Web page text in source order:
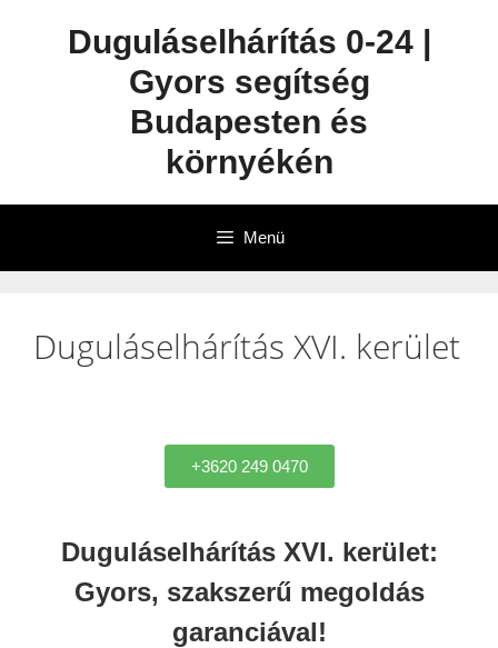
Duguláselhárítás 0-24 |
Gyors segítség
Budapesten és
környékén
Menü
Duguláselhárítás XVI. kerület
+3620 249 0470
Duguláselhárítás XVI. kerület:
Gyors, szakszerű megoldás
garanciával!